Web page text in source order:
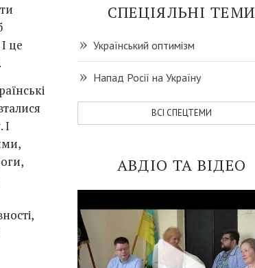
це
СПЕЦІЯЛЬНІ ТЕМИ
Український оптимізм
Напад Росії на Україну
ВСI СПЕЦТЕМИ
АВДІО ТА ВІДЕО